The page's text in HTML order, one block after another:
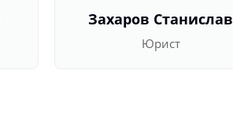
Захаров Станислав
Юрист